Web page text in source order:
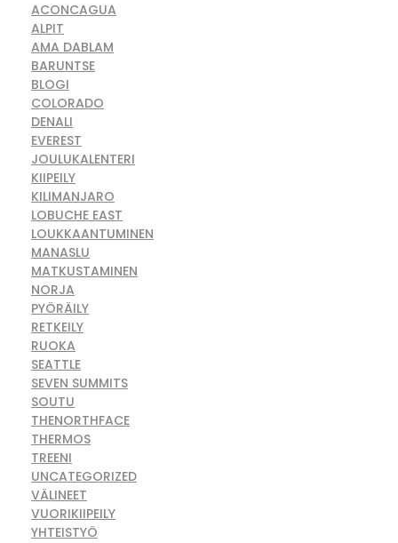
ACONCAGUA
ALPIT
AMA DABLAM
BARUNTSE
BLOGI
COLORADO
DENALI
EVEREST
JOULUKALENTERI
KIIPEILY
KILIMANJARO
LOBUCHE EAST
LOUKKAANTUMINEN
MANASLU
MATKUSTAMINEN
NORJA
PYÖRÄILY
RETKEILY
RUOKA
SEATTLE
SEVEN SUMMITS
SOUTU
THENORTHFACE
THERMOS
TREENI
UNCATEGORIZED
VÄLINEET
VUORIKIIPEILY
YHTEISTYÖ